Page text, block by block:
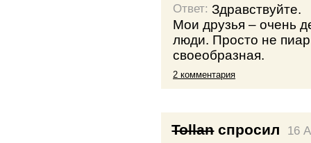
Ответ:Здравствуйте.
Мои друзья – очень
люди. Просто не
своеобразная.
2 комментария
Tollanспросил
16